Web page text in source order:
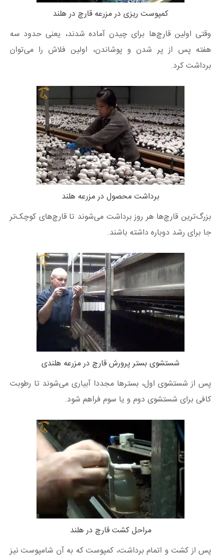
کمپوست ریزی در مزرعه قارچ در هلند
وقتی اولین قارچ‌ها برای چیدن آماده شدند، یعنی حدود سه
هفته پس از پر شدن و پوشاندن، اولین فلاش را می‌توان
برداشت کرد.
برداشت محصول در مزرعه هلند
بزرگ‌ترین قارچ‌ها هر روز برداشت می‌شوند تا قارچ‌های کوچک‌تر
جا برای رشد دوباره داشته باشند.
شستشوی بستر پرورش قارچ در مزرعه هلندی
پس از شستشوی اول، بسترها مجددا آبیاری می‌شوند تا رطوبت
کافی برای شستشوی دوم و یا سوم فراهم شود.
مراحل کشت قارچ در هلند
پس از کشت و اتمام برداشت، کمپوست که به آن شامپوست نیز